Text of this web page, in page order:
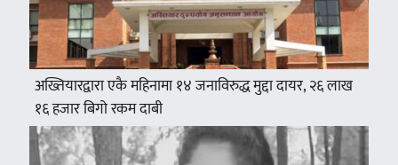
अख्तियारद्वारा एकै महिनामा १४ जनाविरुद्ध मुद्दा दायर, २६ लाख
१६ हजार बिगो रकम दाबी